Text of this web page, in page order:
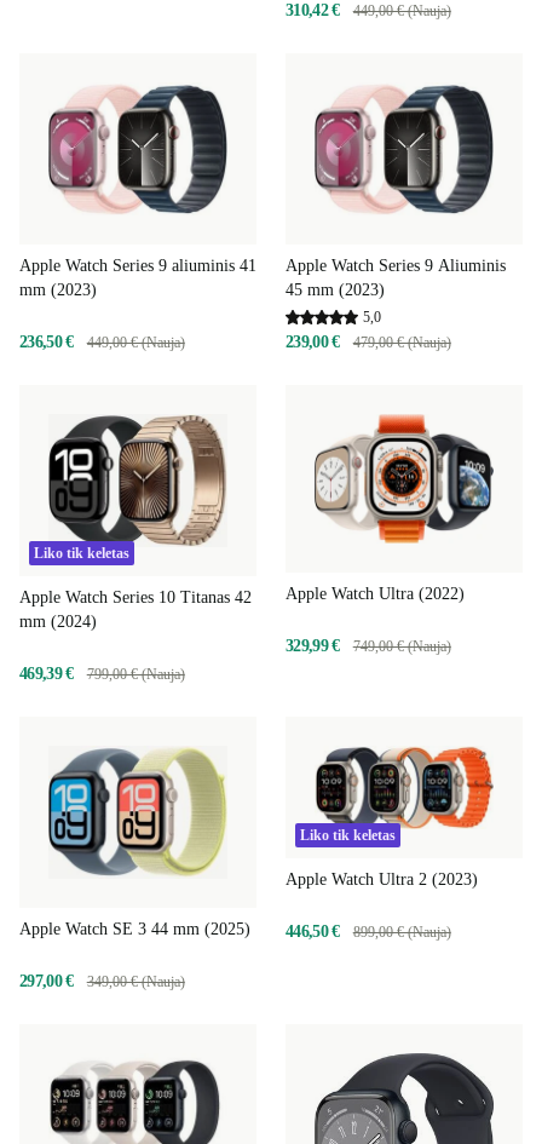
310,42 € 449,00 € (Nauja)
Apple Watch Series 9 aliuminis 41
mm (2023)
236,50 € 449,00 € (Nauja)
Apple Watch Series 9 Aliuminis
45 mm (2023)
5,0
239,00 € 479,00 € (Nauja)
Liko tik keletas
Apple Watch Series 10 Titanas 42
mm (2024)
469,39 € 799,00 € (Nauja)
Apple Watch Ultra (2022)
329,99 € 749,00 € (Nauja)
Apple Watch SE 3 44 mm (2025)
297,00 € 349,00 € (Nauja)
Liko tik keletas
Apple Watch Ultra 2 (2023)
446,50 € 899,00 € (Nauja)